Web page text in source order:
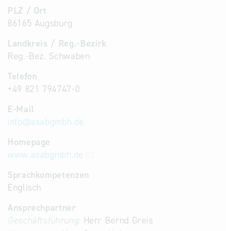
PLZ / Ort
86165 Augsburg
Landkreis / Reg.-Bezirk
Reg.-Bez. Schwaben
Telefon
+49 821 794747-0
E-Mail
info@asabgmbh.de
Homepage
www.asabgmbh.de
Sprachkompetenzen
Englisch
Ansprechpartner
Geschäftsführung: Herr Bernd Greis